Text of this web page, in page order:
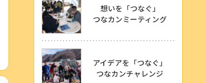
想いを「つなぐ」
つなカンミーティング
アイデアを「つなぐ」
つなカンチャレンジ